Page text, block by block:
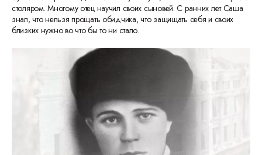
столяром. Многому отец научил своих сыновей. С ранних лет Саша
знал, что нельзя прощать обидчика, что защищать себя и своих
близких нужно во что бы то ни стало.